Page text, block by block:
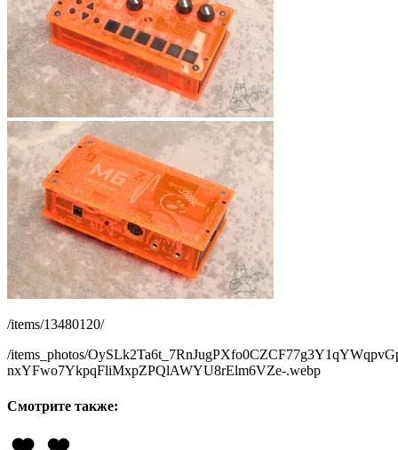
/items/13480120/
/items_photos/
nxYFwo7YkpqFliMxpZPQlAWYU8rElm6VZe-.webp
Смотрите также: